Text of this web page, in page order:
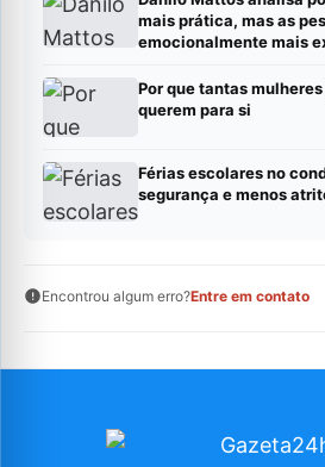
mais prática, mas as
emocionalmente mais
Por que tantas
querem para si
Férias escolares no
segurança e menos
Encontrou algum erro?Entre em contato